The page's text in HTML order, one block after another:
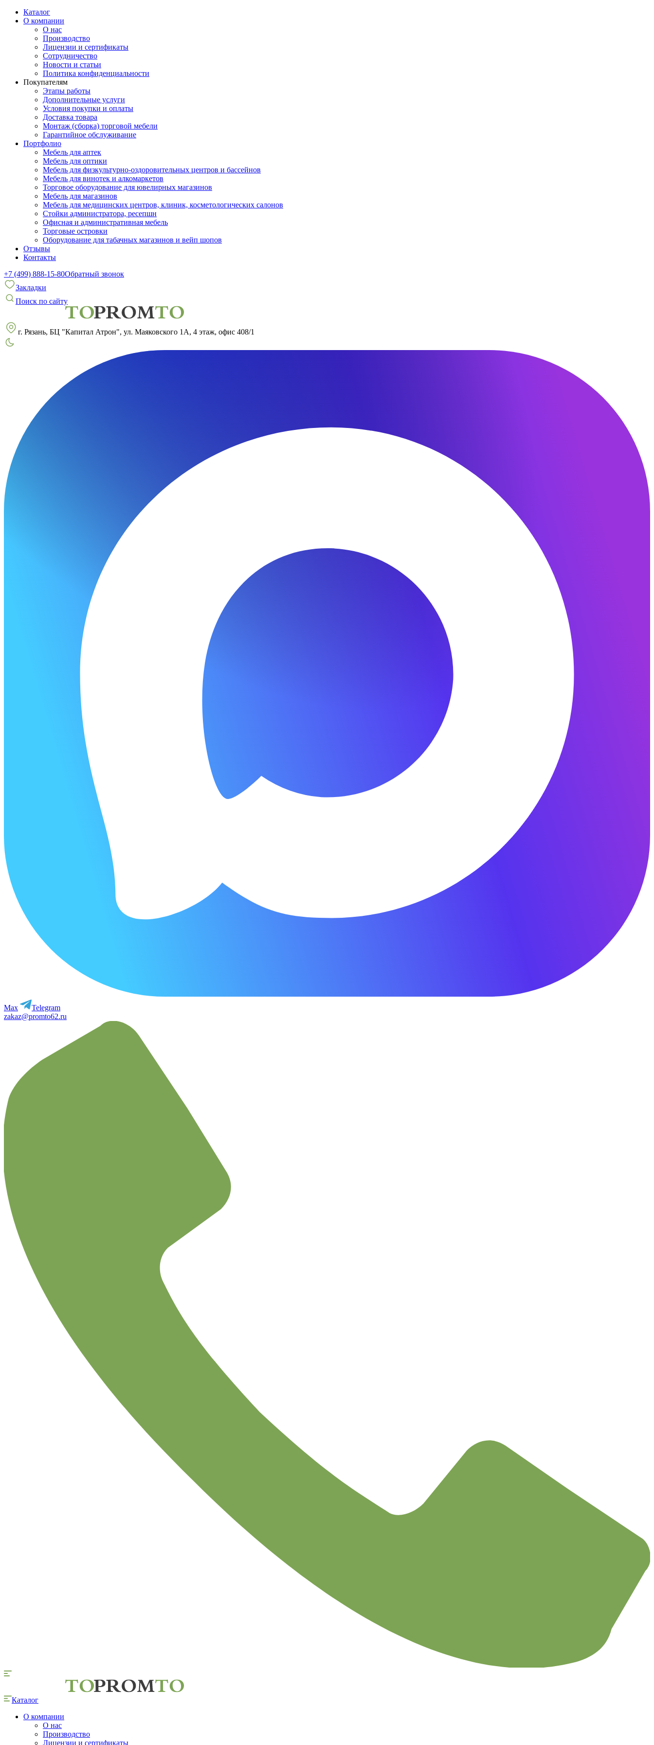
Каталог
О компании
О нас
Производство
Лицензии и сертификаты
Сотрудничество
Новости и статьи
Политика конфиденциальности
Покупателям
Этапы работы
Дополнительные услуги
Условия покупки и оплаты
Доставка товара
Монтаж (сборка) торговой мебели
Гарантийное обслуживание
Портфолио
Мебель для аптек
Мебель для оптики
Мебель для физкультурно-оздоровительных центров и бассейнов
Мебель для винотек и алкомаркетов
Торговое оборудование для ювелирных магазинов
Мебель для магазинов
Мебель для медицинских центров, клиник, косметологических салонов
Стойки администратора, ресепшн
Офисная и административная мебель
Торговые островки
Оборудование для табачных магазинов и вейп шопов
Отзывы
Контакты
+7 (499) 888-15-80Обратный звонок
Закладки
Поиск по сайту
г. Рязань, БЦ "Капитал Атрон", ул. Маяковского 1А, 4 этаж, офис 408/1
Max
Telegram
zakaz@promto62.ru
Каталог
О компании
О нас
Производство
Лицензии и сертификаты